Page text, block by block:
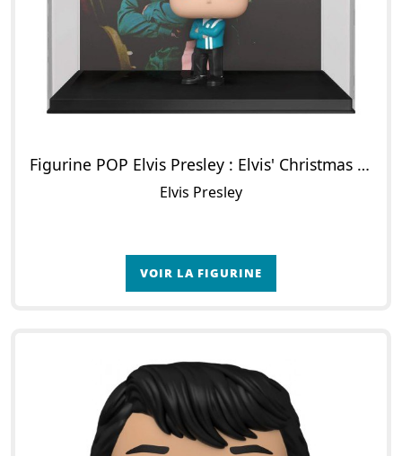
Figurine POP Elvis Presley : Elvis' Christmas Album
Elvis Presley
VOIR LA FIGURINE